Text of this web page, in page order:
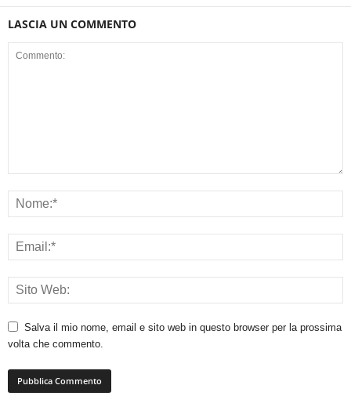
LASCIA UN COMMENTO
Salva il mio nome, email e sito web in questo browser per la prossima
volta che commento.